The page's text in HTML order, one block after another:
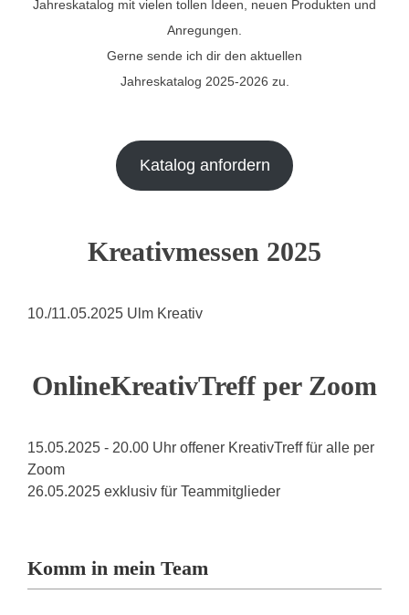
Jahreskatalog mit vielen tollen Ideen, neuen Produkten und
Anregungen.
Gerne sende ich dir den aktuellen
Jahreskatalog 2025-2026 zu.
Katalog anfordern
Kreativmessen 2025
10./11.05.2025 Ulm Kreativ
OnlineKreativTreff per Zoom
15.05.2025 - 20.00 Uhr offener KreativTreff für alle per
Zoom
26.05.2025 exklusiv für Teammitglieder
Komm in mein Team